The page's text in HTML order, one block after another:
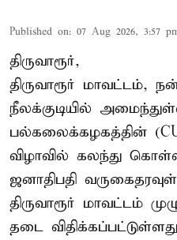
Published on: 07 Aug 2026, 3:57
திருவாரூர்,
திருவாரூர் மாவட்டம்,
நீலக்குடியில்
பல்கலைக்கழகத்தின்
விழாவில் கலந்து
ஜனாதிபதி
திருவாரூர் மாவட்டம்
தடை